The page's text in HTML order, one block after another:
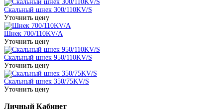
Скальный шнек 300/110KV/S
Уточнить цену
Шнек 700/110KV/A
Уточнить цену
Скальный шнек 950/110KV/S
Уточнить цену
Скальный шнек 350/75KV/S
Уточнить цену
Личный Кабинет